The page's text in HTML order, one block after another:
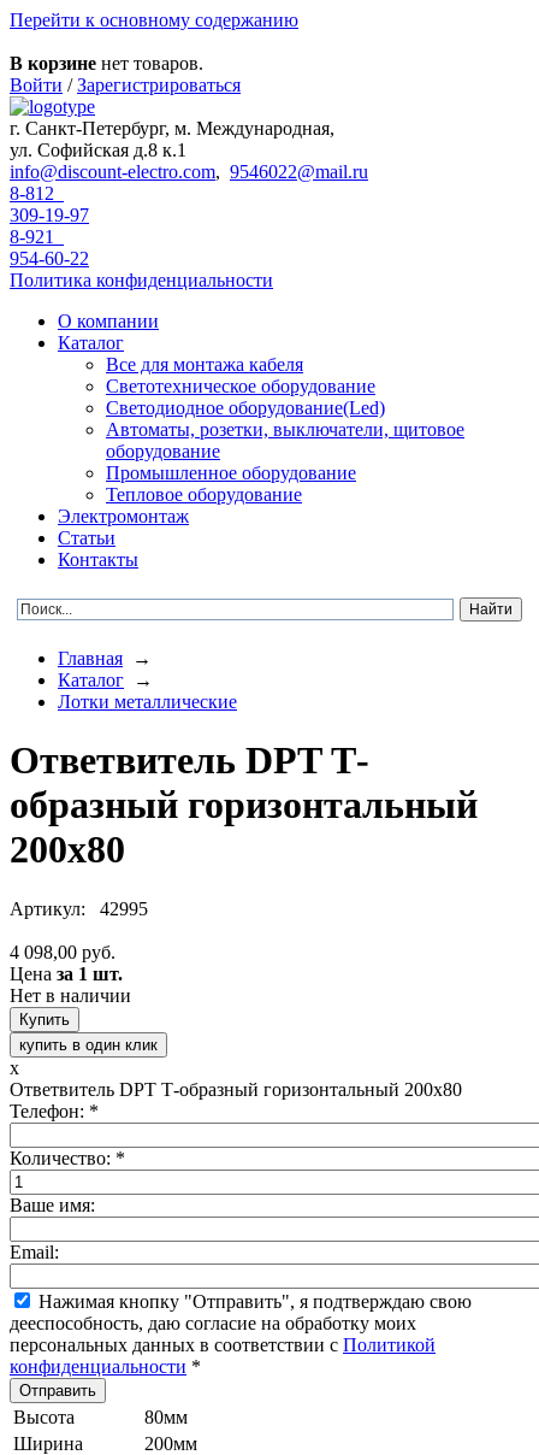
Перейти к основному содержанию
В корзине нет товаров.
Войти / Зарегистрироваться
г. Санкт-Петербург, м. Международная,
ул. Софийская д.8 к.1
info@discount-electro.com, 9546022@mail.ru
8-812
309-19-97
8-921
954-60-22
Политика конфиденциальности
О компании
Каталог
Все для монтажа кабеля
Светотехническое оборудование
Светодиодное оборудование(Led)
Автоматы, розетки, выключатели, щитовое
оборудование
Промышленное оборудование
Тепловое оборудование
Электромонтаж
Статьи
Контакты
Главная →
Каталог →
Лотки металлические
Ответвитель DPT Т-
образный горизонтальный
200х80
Артикул: 42995
4 098,00 руб.
Цена за 1 шт.
Нет в наличии
купить в один клик
x
Ответвитель DPT Т-образный горизонтальный 200х80
Телефон: *
Количество: *
Ваше имя:
Email:
Нажимая кнопку "Отправить", я подтверждаю свою
дееспособность, даю согласие на обработку моих
персональных данных в соответствии с Политикой
конфиденциальности *
Высота
80мм
Ширина
200мм